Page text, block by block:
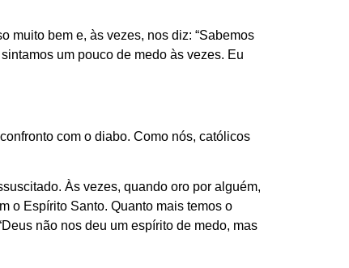
muito bem e, às vezes, nos diz: “Sabemos
um pouco de medo às vezes. Eu
com o diabo. Como nós, católicos
Às vezes, quando oro por alguém,
o Espírito Santo. Quanto mais temos o
não nos deu um espírito de medo, mas